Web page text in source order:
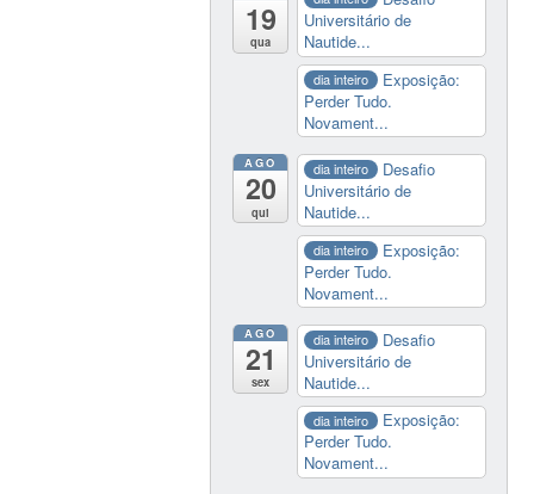
19
qua
Universitário de
Nautide...
dia inteiro
Exposição:
Perder Tudo.
Novament...
AGO
20
qui
dia inteiro
Desafio
Universitário de
Nautide...
dia inteiro
Exposição:
Perder Tudo.
Novament...
AGO
21
sex
dia inteiro
Desafio
Universitário de
Nautide...
dia inteiro
Exposição:
Perder Tudo.
Novament...